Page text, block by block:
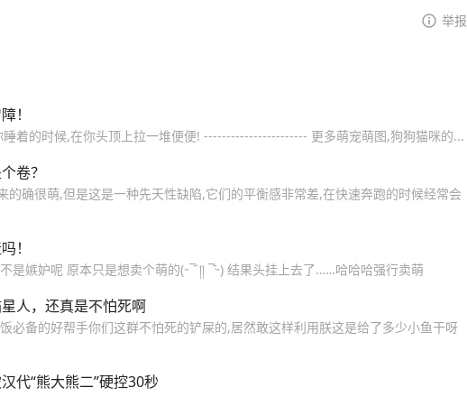
举报
！
着的时候,在你头顶上拉一堆便便! ----------------------- 更多萌宠萌图,狗狗猫咪的...
卷？
的确很萌,但是这是一种先天性缺陷,它们的平衡感非常差,在快速奔跑的时候经常会
！
是嫉妒呢 原本只是想卖个萌的(˶‾᷄ །། ‾᷅˵) 结果头挂上去了……哈哈哈强行卖萌
人，还真是不怕死啊
必备的好帮手你们这群不怕死的铲屎的,居然敢这样利用朕这是给了多少小鱼干呀
代“熊大熊二”硬控30秒